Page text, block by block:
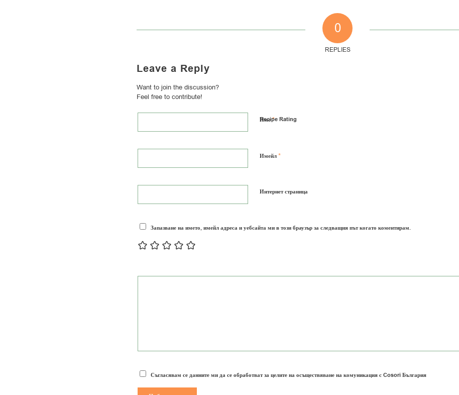
0
REPLIES
Leave a Reply
Want to join the discussion?
Feel free to contribute!
Име*
Имейл *
Интернет страница
Запазване на името, имейл адреса и уебсайта ми в този браузър за следващия път когато коментирам.
Recipe Rating
Съгласявам се данните ми да се обработват за целите на осъществяване на комуникация с Cosori България